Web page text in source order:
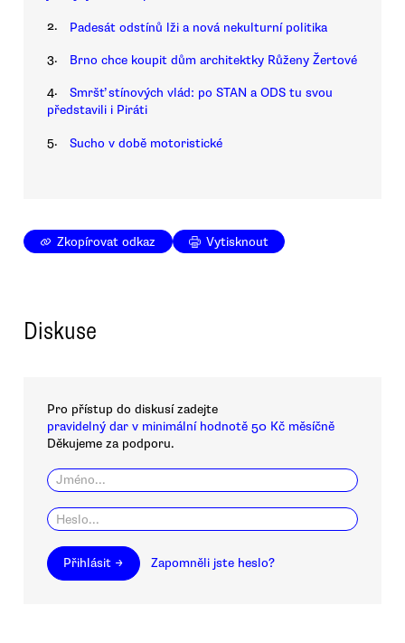
2. Padesát odstínů lži a nová nekulturní politika
3. Brno chce koupit dům architektky Růženy Žertové
4.
Smršť stínových vlád: po STAN a ODS tu svou
představili i Piráti
5. Sucho v době motoristické
Zkopírovat odkaz Vytisknout
Diskuse
Pro přístup do diskusí zadejte
pravidelný dar v minimální hodnotě 50 Kč měsíčně
Děkujeme za podporu.
Přihlásit → Zapomněli jste heslo?